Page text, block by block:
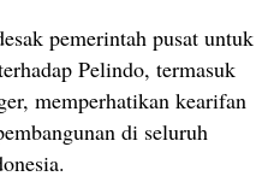
pemerintah pusat untuk
Pelindo, termasuk
memperhatikan kearifan
di seluruh